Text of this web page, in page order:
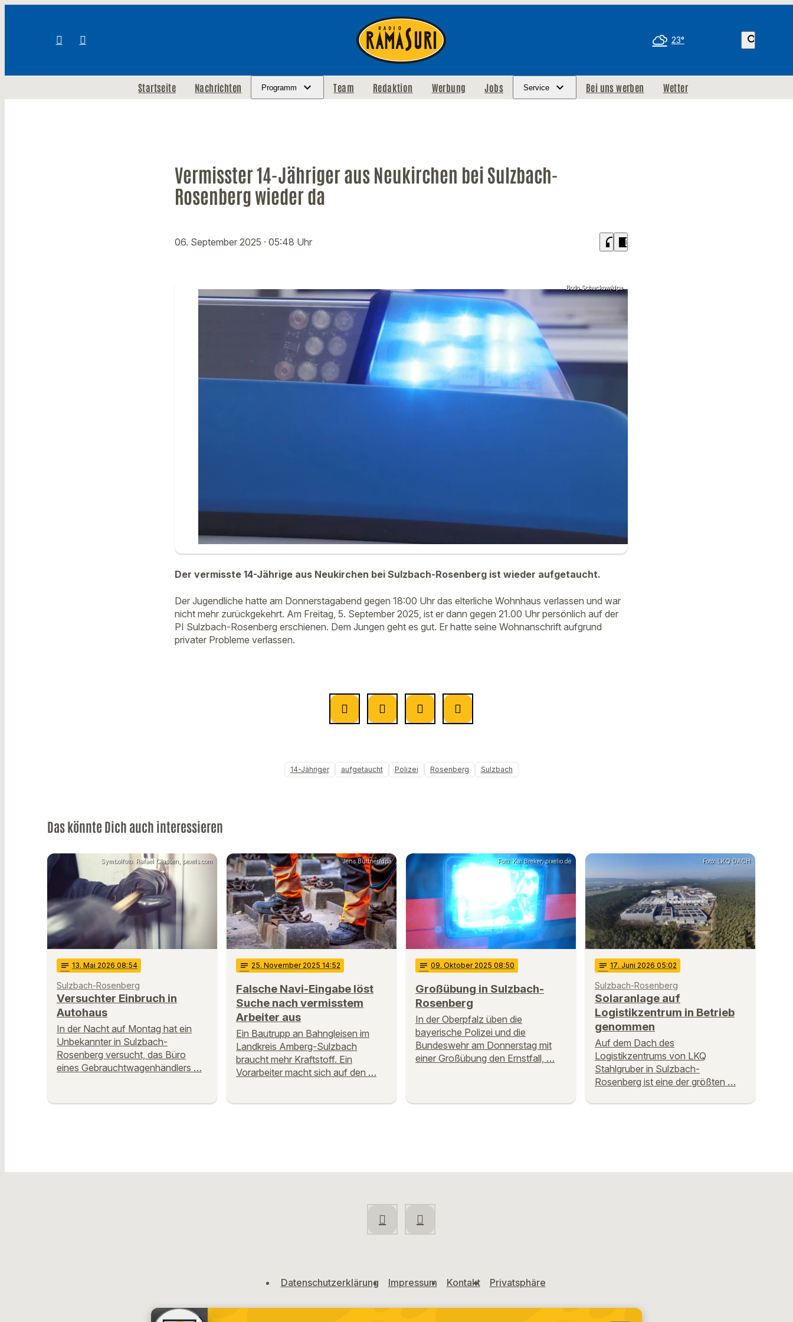
23° search
Startseite Nachrichten Programm Team Redaktion Werbung Jobs Service Bei uns werben Wetter
Vermisster 14-Jähriger aus Neukirchen bei Sulzbach-
Rosenberg wieder da
06. September 2025 · 05:48 Uhr headphones chrome_reader_mode
Bodo Schackow/dpa
Der vermisste 14-Jährige aus Neukirchen bei Sulzbach-Rosenberg ist wieder aufgetaucht.
Der Jugendliche hatte am Donnerstagabend gegen 18:00 Uhr das elterliche Wohnhaus verlassen und war
nicht mehr zurückgekehrt. Am Freitag, 5. September 2025, ist er dann gegen 21.00 Uhr persönlich auf der
PI Sulzbach-Rosenberg erschienen. Dem Jungen geht es gut. Er hatte seine Wohnanschrift aufgrund
privater Probleme verlassen.
14-Jähriger aufgetaucht Polizei Rosenberg Sulzbach
Das könnte Dich auch interessieren
Symbolfoto: Rafael Classen, pexels.com
notes 13. Mai 2026 08:54
Sulzbach-Rosenberg
Versuchter Einbruch in
Autohaus
In der Nacht auf Montag hat ein
Unbekannter in Sulzbach-
Rosenberg versucht, das Büro
eines Gebrauchtwagenhändlers …
Jens Büttner/dpa
notes 25. November 2025 14:52
Falsche Navi-Eingabe löst
Suche nach vermisstem
Arbeiter aus
Ein Bautrupp an Bahngleisen im
Landkreis Amberg-Sulzbach
braucht mehr Kraftstoff. Ein
Vorarbeiter macht sich auf den …
Foto: Kai Breker, pixelio.de
notes 09. Oktober 2025 08:50
Großübung in Sulzbach-
Rosenberg
In der Oberpfalz üben die
bayerische Polizei und die
Bundeswehr am Donnerstag mit
einer Großübung den Ernstfall, …
Foto: LKQ DACH
notes 17. Juni 2026 05:02
Sulzbach-Rosenberg
Solaranlage auf
Logistikzentrum in Betrieb
genommen
Auf dem Dach des
Logistikzentrums von LKQ
Stahlgruber in Sulzbach-
Rosenberg ist eine der größten …
Datenschutzerklärung Impressum Kontakt Privatsphäre